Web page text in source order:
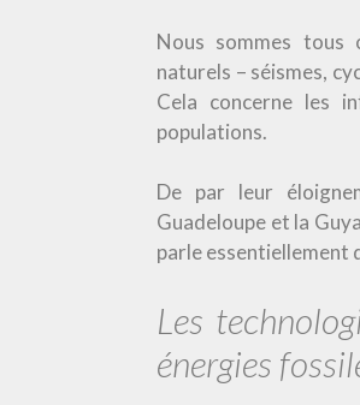
Nous sommes tous
naturels – séismes,
Cela concerne les
populations.
De par leur
Guadeloupe et la
parle essentiellement
Les
énergies